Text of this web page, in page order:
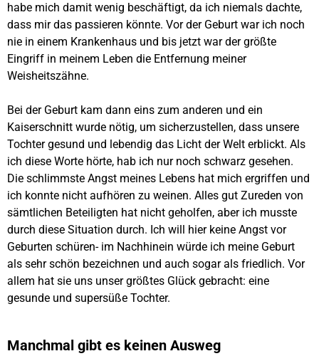
habe mich damit wenig beschäftigt, da ich niemals dachte,
dass mir das passieren könnte. Vor der Geburt war ich noch
nie in einem Krankenhaus und bis jetzt war der größte
Eingriff in meinem Leben die Entfernung meiner
Weisheitszähne.
Bei der Geburt kam dann eins zum anderen und ein
Kaiserschnitt wurde nötig, um sicherzustellen, dass unsere
Tochter gesund und lebendig das Licht der Welt erblickt. Als
ich diese Worte hörte, hab ich nur noch schwarz gesehen.
Die schlimmste Angst meines Lebens hat mich ergriffen und
ich konnte nicht aufhören zu weinen. Alles gut Zureden von
sämtlichen Beteiligten hat nicht geholfen, aber ich musste
durch diese Situation durch. Ich will hier keine Angst vor
Geburten schüren- im Nachhinein würde ich meine Geburt
als sehr schön bezeichnen und auch sogar als friedlich. Vor
allem hat sie uns unser größtes Glück gebracht: eine
gesunde und supersüße Tochter.
Manchmal gibt es keinen Ausweg